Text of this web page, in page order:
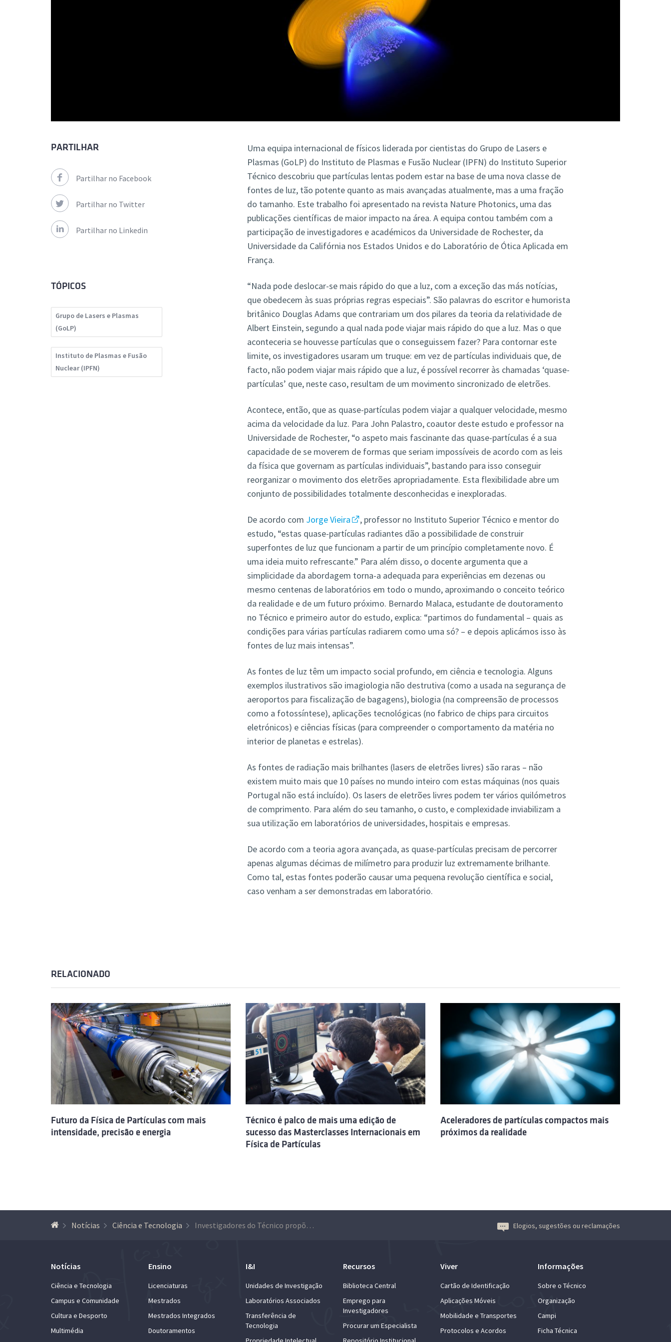
Uma equipa internacional de físicos liderada por cientistas do Grupo de Lasers e
Plasmas (GoLP) do Instituto de Plasmas e Fusão Nuclear (IPFN) do Instituto Superior
Técnico descobriu que partículas lentas podem estar na base de uma nova classe de
fontes de luz, tão potente quanto as mais avançadas atualmente, mas a uma fração
do tamanho. Este trabalho foi apresentado na revista Nature Photonics, uma das
publicações científicas de maior impacto na área. A equipa contou também com a
participação de investigadores e académicos da Universidade de Rochester, da
Universidade da Califórnia nos Estados Unidos e do Laboratório de Ótica Aplicada em
França.
“Nada pode deslocar-se mais rápido do que a luz, com a exceção das más notícias,
que obedecem às suas próprias regras especiais”. São palavras do escritor e humorista
britânico Douglas Adams que contrariam um dos pilares da teoria da relatividade de
Albert Einstein, segundo a qual nada pode viajar mais rápido do que a luz. Mas o que
aconteceria se houvesse partículas que o conseguissem fazer? Para contornar este
limite, os investigadores usaram um truque: em vez de partículas individuais que, de
facto, não podem viajar mais rápido que a luz, é possível recorrer às chamadas ‘quase-
partículas’ que, neste caso, resultam de um movimento sincronizado de eletrões.
Acontece, então, que as quase-partículas podem viajar a qualquer velocidade, mesmo
acima da velocidade da luz. Para John Palastro, coautor deste estudo e professor na
Universidade de Rochester, “o aspeto mais fascinante das quase-partículas é a sua
capacidade de se moverem de formas que seriam impossíveis de acordo com as leis
da física que governam as partículas individuais”, bastando para isso conseguir
reorganizar o movimento dos eletrões apropriadamente. Esta flexibilidade abre um
conjunto de possibilidades totalmente desconhecidas e inexploradas.
De acordo com Jorge Vieira
, professor no Instituto Superior Técnico e mentor do
estudo, “estas quase-partículas radiantes dão a possibilidade de construir
superfontes de luz que funcionam a partir de um princípio completamente novo. É
uma ideia muito refrescante.” Para além disso, o docente argumenta que a
simplicidade da abordagem torna-a adequada para experiências em dezenas ou
mesmo centenas de laboratórios em todo o mundo, aproximando o conceito teórico
da realidade e de um futuro próximo. Bernardo Malaca, estudante de doutoramento
no Técnico e primeiro autor do estudo, explica: “partimos do fundamental – quais as
condições para várias partículas radiarem como uma só? – e depois aplicámos isso às
fontes de luz mais intensas”.
As fontes de luz têm um impacto social profundo, em ciência e tecnologia. Alguns
exemplos ilustrativos são imagiologia não destrutiva (como a usada na segurança de
aeroportos para fiscalização de bagagens), biologia (na compreensão de processos
como a fotossíntese), aplicações tecnológicas (no fabrico de chips para circuitos
eletrónicos) e ciências físicas (para compreender o comportamento da matéria no
interior de planetas e estrelas).
As fontes de radiação mais brilhantes (lasers de eletrões livres) são raras – não
existem muito mais que 10 países no mundo inteiro com estas máquinas (nos quais
Portugal não está incluído). Os lasers de eletrões livres podem ter vários quilómetros
de comprimento. Para além do seu tamanho, o custo, e complexidade inviabilizam a
sua utilização em laboratórios de universidades, hospitais e empresas.
De acordo com a teoria agora avançada, as quase-partículas precisam de percorrer
apenas algumas décimas de milímetro para produzir luz extremamente brilhante.
Como tal, estas fontes poderão causar uma pequena revolução científica e social,
caso venham a ser demonstradas em laboratório.
PARTILHAR
Partilhar no Facebook
Partilhar no Twitter
Partilhar no Linkedin
TÓPICOS
Grupo de Lasers e Plasmas
(GoLP)
Instituto de Plasmas e Fusão
Nuclear (IPFN)
RELACIONADO
Futuro da Física de Partículas com mais
intensidade, precisão e energia
Técnico é palco de mais uma edição de
sucesso das Masterclasses Internacionais em
Física de Partículas
Aceleradores de partículas compactos mais
próximos da realidade
Notícias Ciência e Tecnologia Investigadores do Técnico propõem gerar radiação ultra-brilhante com ‘partículas’ mais rápidas que a luz Elogios, sugestões ou reclamações
Notícias
Ciência e Tecnologia
Campus e Comunidade
Cultura e Desporto
Multimédia
Ensino
Licenciaturas
Mestrados
Mestrados Integrados
Doutoramentos
I&I
Unidades de Investigação
Laboratórios Associados
Transferência de
Tecnologia
Recursos
Biblioteca Central
Emprego para
Investigadores
Procurar um Especialista
Viver
Cartão de Identificação
Aplicações Móveis
Mobilidade e Transportes
Protocolos e Acordos
Informações
Sobre o Técnico
Organização
Campi
Ficha Técnica